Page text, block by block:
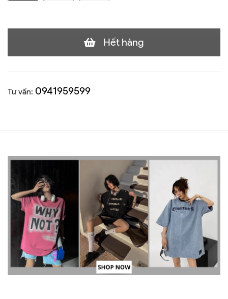
Hết hàng
Tư vấn: 0941959599